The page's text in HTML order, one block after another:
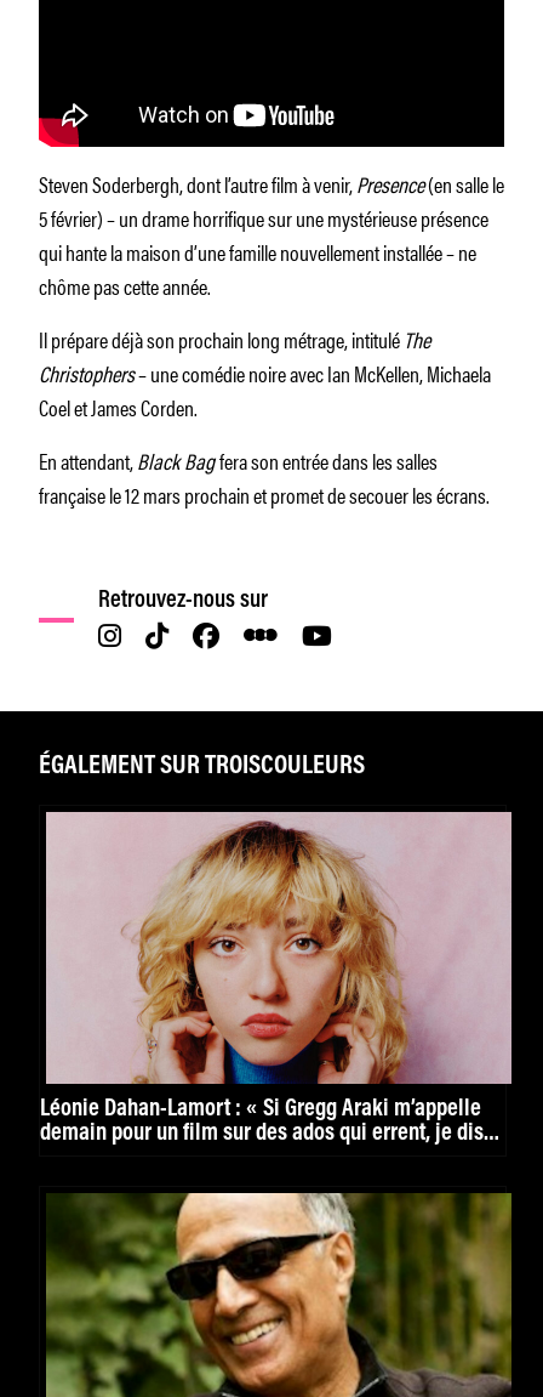
Steven Soderbergh, dont l’autre film à venir,Presence(en salle le
5 février) – un drame horrifique sur une mystérieuse présence
qui hante la maison d’une famille nouvellement installée – ne
chôme pas cette année.
Il prépare déjà son prochain long métrage, intitulé The
Christophers– une comédie noire avec Ian McKellen, Michaela
Coel et James Corden.
En attendant,Black Bagfera son entrée dans les salles
française le 12 mars prochain et promet de secouer les écrans.
Retrouvez-nous sur
ÉGALEMENT SUR TROISCOULEURS
Léonie Dahan-Lamort : « Si Gregg Araki m’appelle
demain pour un film sur des ados qui errent, je dis